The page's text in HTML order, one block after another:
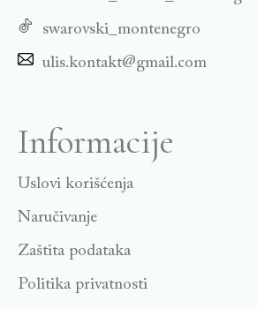
swarovski_montenegro
ulis.kontakt@gmail.com
Informacije
Uslovi korišćenja
Naručivanje
Zaštita podataka
Politika privatnosti